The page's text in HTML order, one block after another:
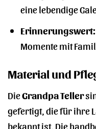
eine lebendige
Erinnerungswert:
Momente mit
Material und
DieGrandpa Teller
gefertigt, die für ihre
bekannt ist. Die